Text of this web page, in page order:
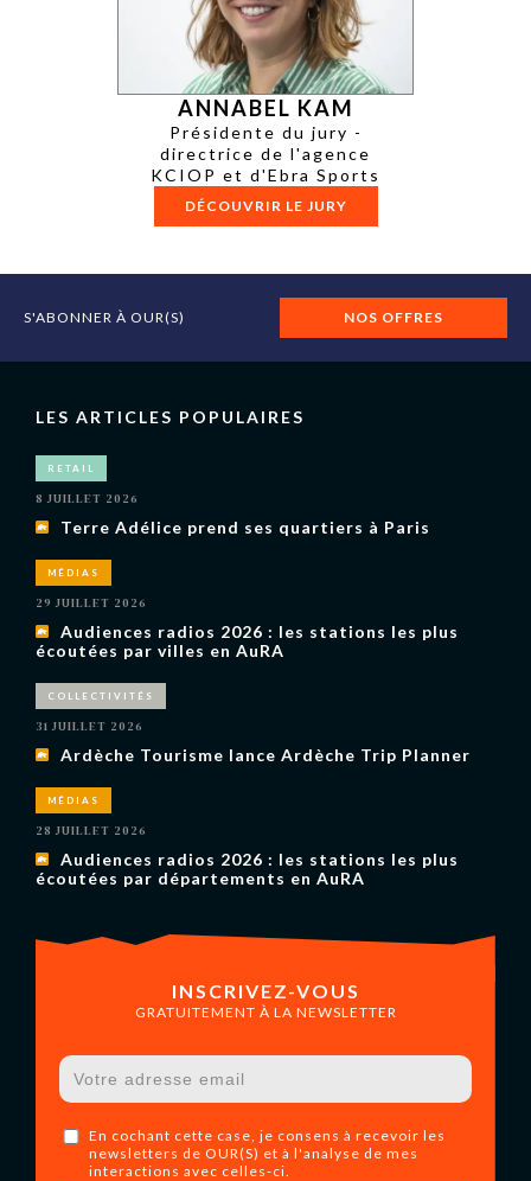
ANNABEL KAM
Présidente du jury -
directrice de l'agence
KCIOP et d'Ebra Sports
DÉCOUVRIR LE JURY
S'ABONNER À OUR(S) NOS OFFRES
LES ARTICLES POPULAIRES
RETAIL
8 JUILLET 2026
Terre Adélice prend ses quartiers à Paris
MÉDIAS
29 JUILLET 2026
Audiences radios 2026 : les stations les plus
écoutées par villes en AuRA
COLLECTIVITÉS
31 JUILLET 2026
Ardèche Tourisme lance Ardèche Trip Planner
MÉDIAS
28 JUILLET 2026
Audiences radios 2026 : les stations les plus
écoutées par départements en AuRA
INSCRIVEZ-VOUS
GRATUITEMENT À LA NEWSLETTER
En cochant cette case, je consens à recevoir les
newsletters de OUR(S) et à l'analyse de mes
interactions avec celles-ci.